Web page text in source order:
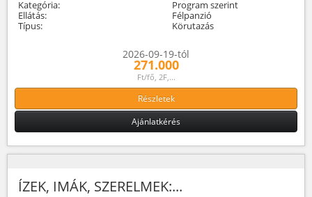
Kategória:
Program szerint
Ellátás:
Félpanzió
Típus:
Körutazás
2026-09-19-tól
271.000
Ft/fő, 2F,...
Részletek
Ajánlatkérés
ÍZEK, IMÁK, SZERELMEK:...